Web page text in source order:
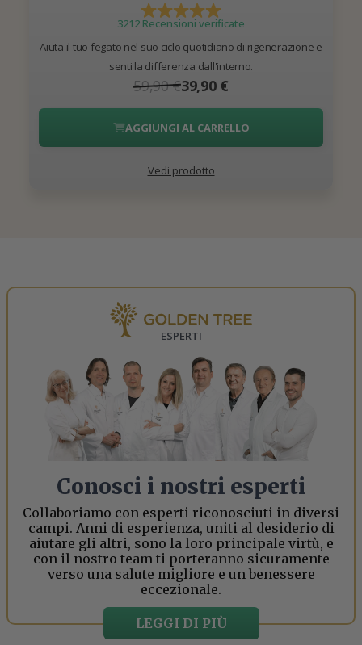
3212 Recensioni verificate
Aiuta il tuo fegato nel suo ciclo quotidiano di rigenerazione e
senti la differenza dall'interno.
59,90 €39,90 €
AGGIUNGI AL CARRELLO
Vedi prodotto
ESPERTI
Conosci i nostri esperti
Collaboriamo con esperti riconosciuti in diversi
campi. Anni di esperienza, uniti al desiderio di
aiutare gli altri, sono la loro principale virtù, e
con il nostro team ti porteranno sicuramente
verso una salute migliore e un benessere
eccezionale.
LEGGI DI PIÙ